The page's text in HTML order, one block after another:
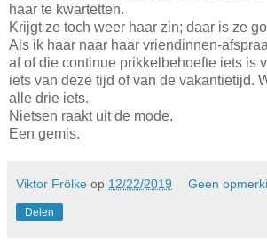
haar te kwartetten.
Krijgt ze toch weer haar zin; daar is ze
Als ik haar naar haar vriendinnen-
af of die continue prikkelbehoefte iets is
iets van deze tijd of van de vakantietijd.
alle drie iets.
Nietsen raakt uit de mode.
Een gemis.
Viktor Frölke op 12/22/2019 Geen
Delen